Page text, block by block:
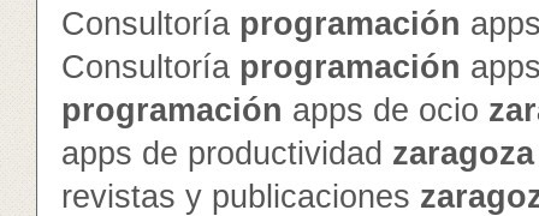
Consultoría programación
Consultoría programación
programación apps de ocio
apps de productividad zaragoza
revistas y publicaciones